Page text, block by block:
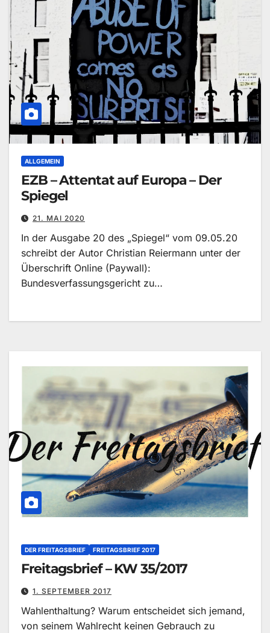
ALLGEMEIN
EZB – Attentat auf Europa – Der
Spiegel
21. MAI 2020
In der Ausgabe 20 des „Spiegel“ vom 09.05.20
schreibt der Autor Christian Reiermann unter der
Überschrift Online (Paywall):
Bundesverfassungsgericht zu…
DER FREITAGSBRIEF FREITAGSBRIEF 2017
Freitagsbrief – KW 35/2017
1. SEPTEMBER 2017
Wahlenthaltung? Warum entscheidet sich jemand,
von seinem Wahlrecht keinen Gebrauch zu